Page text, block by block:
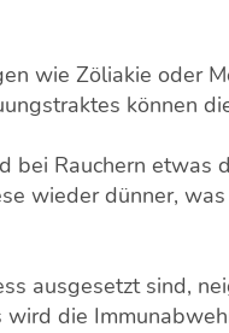
wie Zöliakie oder
können
bei Rauchern etwas
wieder dünner,
ausgesetzt sind,
die